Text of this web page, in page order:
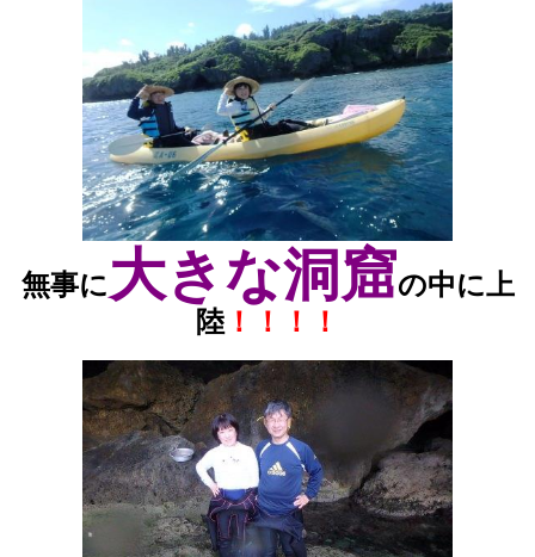
無事に大きな洞窟の中に上
陸 ！！！！